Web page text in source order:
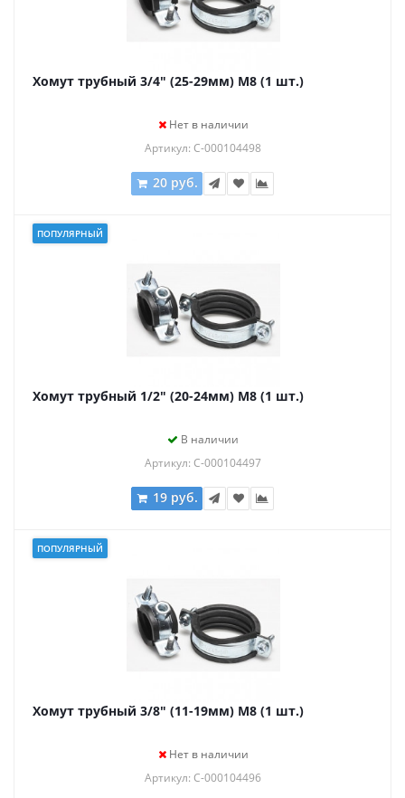
Хомут трубный 3/4" (25-29мм) М8 (1 шт.)
Нет в наличии
Артикул: С-000104498
20 руб.
ПОПУЛЯРНЫЙ
Хомут трубный 1/2" (20-24мм) М8 (1 шт.)
В наличии
Артикул: С-000104497
19 руб.
ПОПУЛЯРНЫЙ
Хомут трубный 3/8" (11-19мм) М8 (1 шт.)
Нет в наличии
Артикул: С-000104496